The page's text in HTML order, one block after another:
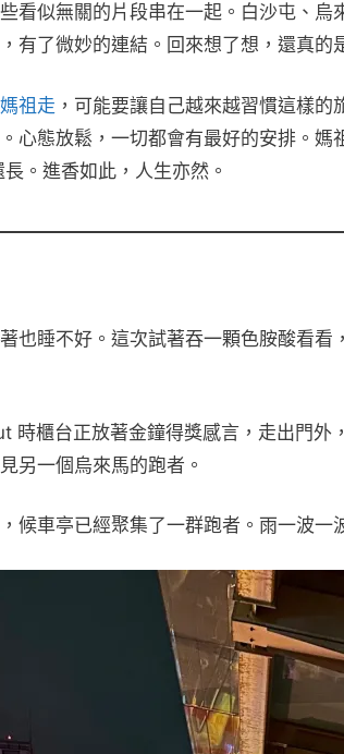
看似無關的片段串在一起。白沙屯、
有了微妙的連結。回來想了想，還真的
祖走 ，可能要讓自己越來越習慣這樣
心態放鬆，一切都會有最好的安排。
。進香如此，人生亦然。
也睡不好。這次試著吞一顆色胺酸看
時櫃台正放著金鐘得獎感言，走出門外
另一個烏來馬的跑者。
候車亭已經聚集了一群跑者。雨一波一